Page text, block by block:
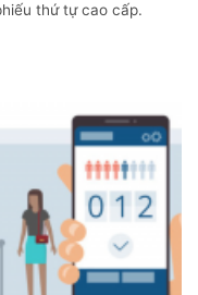
thứ tự cao cấp.